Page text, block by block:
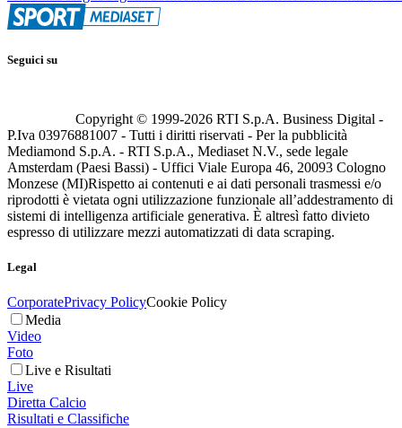
Seguici su
Copyright © 1999-2026 RTI S.p.A. Business Digital -
P.Iva 03976881007 - Tutti i diritti riservati - Per la pubblicità
Mediamond S.p.A. - RTI S.p.A., Mediaset N.V., sede legale
Amsterdam (Paesi Bassi) - Uffici Viale Europa 46, 20093 Cologno
Monzese (MI)Rispetto ai contenuti e ai dati personali trasmessi e/o
riprodotti è vietata ogni utilizzazione funzionale all’addestramento di
sistemi di intelligenza artificiale generativa. È altresì fatto divieto
espresso di utilizzare mezzi automatizzati di data scraping.
Legal
CorporatePrivacy PolicyCookie Policy
Media
Video
Foto
Live e Risultati
Live
Diretta Calcio
Risultati e Classifiche